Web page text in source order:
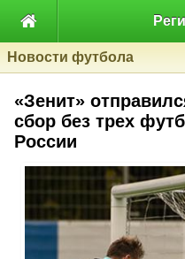

Новости футбола
«Зенит»
сбор без трех
России